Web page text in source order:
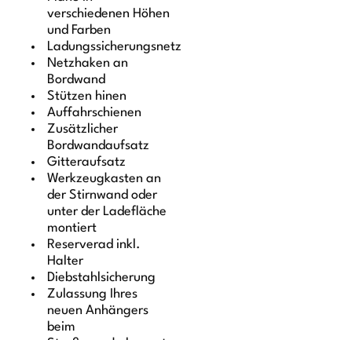
verschiedenen Höhen
und Farben
Ladungssicherungsnetz
Netzhaken an
Bordwand
Stützen hinen
Auffahrschienen
Zusätzlicher
Bordwandaufsatz
Gitteraufsatz
Werkzeugkasten an
der Stirnwand oder
unter der Ladefläche
montiert
Reserverad inkl.
Halter
Diebstahlsicherung
Zulassung Ihres
neuen Anhängers
beim